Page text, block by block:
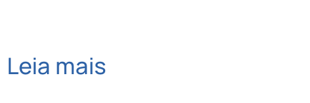
Leia mais